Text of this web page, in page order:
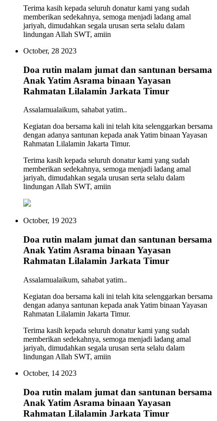
Terima kasih kepada seluruh donatur kami yang sudah
memberikan sedekahnya, semoga menjadi ladang amal
jariyah, dimudahkan segala urusan serta selalu dalam
lindungan Allah SWT, amiin
October, 28 2023
Doa rutin malam jumat dan santunan bersama
Anak Yatim Asrama binaan Yayasan
Rahmatan Lilalamin Jarkata Timur
Assalamualaikum, sahabat yatim..
Kegiatan doa bersama kali ini telah kita selenggarkan bersama
dengan adanya santunan kepada anak Yatim binaan Yayasan
Rahmatan Lilalamin Jakarta Timur.
Terima kasih kepada seluruh donatur kami yang sudah
memberikan sedekahnya, semoga menjadi ladang amal
jariyah, dimudahkan segala urusan serta selalu dalam
lindungan Allah SWT, amiin
October, 19 2023
Doa rutin malam jumat dan santunan bersama
Anak Yatim Asrama binaan Yayasan
Rahmatan Lilalamin Jarkata Timur
Assalamualaikum, sahabat yatim..
Kegiatan doa bersama kali ini telah kita selenggarkan bersama
dengan adanya santunan kepada anak Yatim binaan Yayasan
Rahmatan Lilalamin Jakarta Timur.
Terima kasih kepada seluruh donatur kami yang sudah
memberikan sedekahnya, semoga menjadi ladang amal
jariyah, dimudahkan segala urusan serta selalu dalam
lindungan Allah SWT, amiin
October, 14 2023
Doa rutin malam jumat dan santunan bersama
Anak Yatim Asrama binaan Yayasan
Rahmatan Lilalamin Jarkata Timur